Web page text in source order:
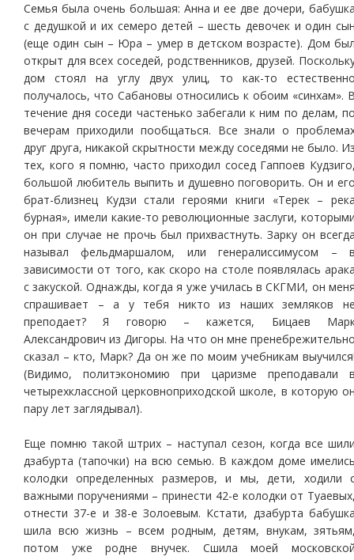
Семья была очень большая: Анна и ее две дочери,
с дедушкой и их семеро детей – шесть девочек и один
(еще один сын – Юра – умер в детском возрасте). Дом
открыт для всех соседей, родственников, друзей.
дом стоял на углу двух улиц, то как-то
получалось, что Сабановы относились к обоим «синхам».
течение дня соседи частенько забегали к ним по делам,
вечерам приходили пообщаться. Все знали о
друг друга, никакой скрытности между соседями не было.
тех, кого я помню, часто приходил сосед Гаппоев
большой любитель выпить и душевно поговорить. Он и
брат-близнец Кудзи стали героями книги «Терек –
бурная», имели какие-то революционные заслуги,
он при случае не прочь был прихвастнуть. Зарку он
называл фельдмаршалом, или генералиссимусом –
зависимости от того, как скоро на столе появлялась
с закуской. Однажды, когда я уже училась в СКГМИ, он
спрашивает – а у тебя никто из наших земляков
преподает? Я говорю – кажется, Бицаев
Александрович из Дигоры. На что он мне
сказал – кто, Марк? Да он же по моим учебникам
(Видимо, политэкономию при царизме преподавали
четырехклассной церковноприходской школе, в которую
пару лет заглядывал).
Еще помню такой штрих – наступал сезон, когда все
дзабурта (тапочки) на всю семью. В каждом доме
колодки определенных размеров, и мы, дети, ходили
важными поручениями – принести 42-е колодки от
отнести 37-е и 38-е Золоевым. Кстати, дзабурта
шила всю жизнь – всем родным, детям, внукам,
потом уже родне внучек. Сшила моей